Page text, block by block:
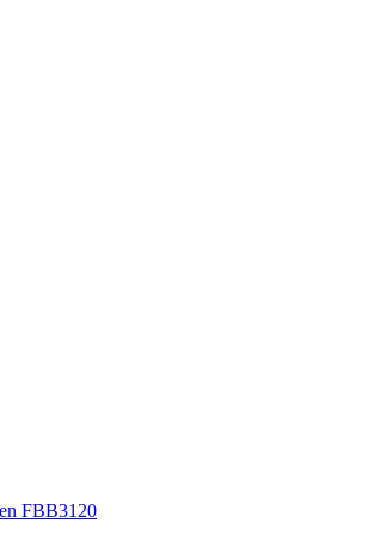
FBB3120